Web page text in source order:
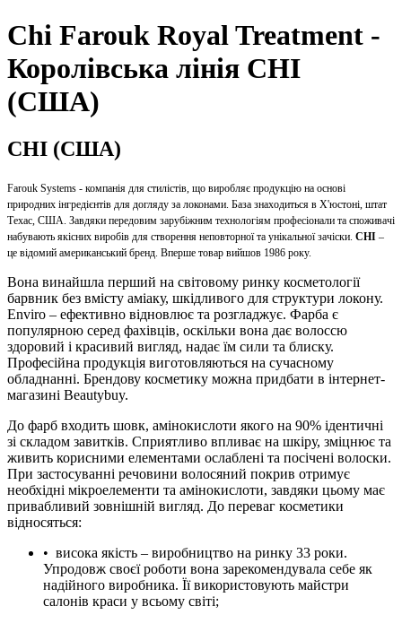
Chi Farouk Royal Treatment -
Королівська лінія CHI
(США)
CHI (США)
Farouk Systems - компанія для стилістів, що виробляє продукцію на основі
природних інгредієнтів для догляду за локонами. База знаходиться в Х'юстоні, штат
Техас, США. Завдяки передовим зарубіжним технологіям професіонали та споживачі
набувають якісних виробів для створення неповторної та унікальної зачіски. CHI –
це відомий американський бренд. Вперше товар вийшов 1986 року.
Вона винайшла перший на світовому ринку косметології
барвник без вмісту аміаку, шкідливого для структури локону.
Enviro – ефективно відновлює та розгладжує. Фарба є
популярною серед фахівців, оскільки вона дає волоссю
здоровий і красивий вигляд, надає їм сили та блиску.
Професійна продукція виготовляються на сучасному
обладнанні. Брендову косметику можна придбати в інтернет-
магазині Beautybuy.
До фарб входить шовк, амінокислоти якого на 90% ідентичні
зі складом завитків. Сприятливо впливає на шкіру, зміцнює та
живить корисними елементами ослаблені та посічені волоски.
При застосуванні речовини волосяний покрив отримує
необхідні мікроелементи та амінокислоти, завдяки цьому має
привабливий зовнішній вигляд. До переваг косметики
відносяться:
• висока якість – виробництво на ринку 33 роки.
Упродовж своєї роботи вона зарекомендувала себе як
надійного виробника. Їївикористовують майстри
салонів краси у всьому світі;